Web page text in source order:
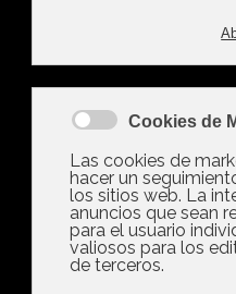
usurpación y
José Ramón Zurdo,
Agencia Negociadora
en este artículo cuáles
estas tres formas de